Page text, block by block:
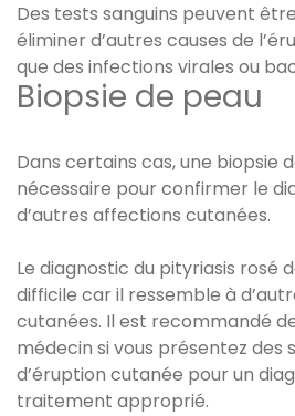
Des tests sanguins peuvent
éliminer d’autres causes de
que des infections virales ou
Biopsie de peau
Dans certains cas, une biopsie
nécessaire pour confirmer le
d’autres affections cutanées.
Le diagnostic du pityriasis rosé
difficile car il ressemble à
cutanées. Il est recommandé
médecin si vous présentez des
d’éruption cutanée pour un
traitement approprié.